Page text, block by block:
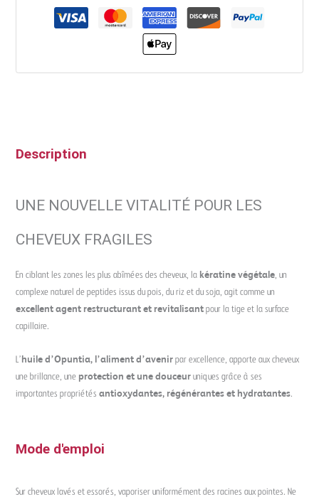
Description
UNE NOUVELLE VITALITÉ POUR LES
CHEVEUX FRAGILES
En ciblant les zones les plus abîmées des cheveux, la kératine végétale, un
complexe naturel de peptides issus du pois, du riz et du soja, agit comme un
excellent agent restructurant et revitalisantpour la tige et la surface
capillaire.
L’ huile d’Opuntia, l’aliment d’avenirpar excellence, apporte aux cheveux
une brillance, une protection et une douceuruniques grâce à ses
importantes propriétés antioxydantes, régénérantes et hydratantes.
Mode d'emploi
Sur cheveux lavés et essorés, vaporiser uniformément des racines aux pointes. Ne